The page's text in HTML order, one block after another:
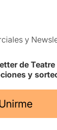
y
de
y